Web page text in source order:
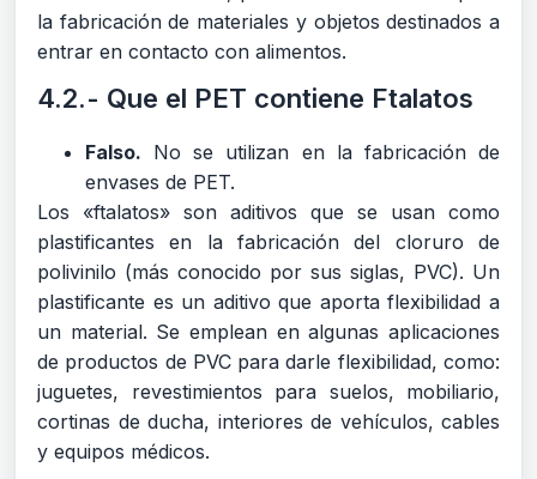
la fabricación de materiales y objetos destinados a
entrar en contacto con alimentos.
4.2.- Que el PET contiene Ftalatos
Falso. No se utilizan en la fabricación de
envases de PET.
Los «ftalatos» son aditivos que se usan como
plastificantes en la fabricación del cloruro de
polivinilo (más conocido por sus siglas, PVC). Un
plastificante es un aditivo que aporta flexibilidad a
un material. Se emplean en algunas aplicaciones
de productos de PVC para darle flexibilidad, como:
juguetes, revestimientos para suelos, mobiliario,
cortinas de ducha, interiores de vehículos, cables
y equipos médicos.